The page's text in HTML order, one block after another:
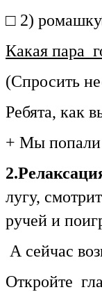
□ 2)
Какая пара
(Спросить
Ребята, как
+ Мы попали
лугу,
ручей и
А сейчас
Откройте